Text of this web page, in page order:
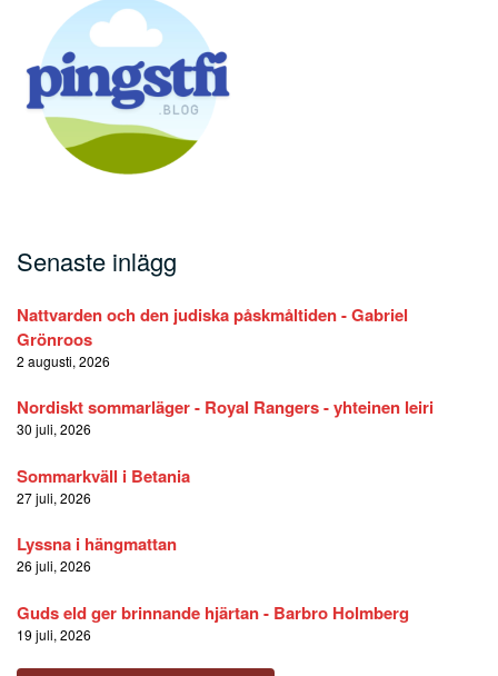
Senaste inlägg
Nattvarden och den judiska påskmåltiden - Gabriel
Grönroos
2 augusti, 2026
Nordiskt sommarläger - Royal Rangers - yhteinen leiri
30 juli, 2026
Sommarkväll i Betania
27 juli, 2026
Lyssna i hängmattan
26 juli, 2026
Guds eld ger brinnande hjärtan - Barbro Holmberg
19 juli, 2026